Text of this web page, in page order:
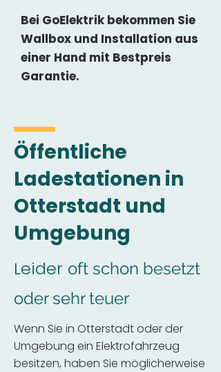
Bei GoElektrik bekommen Sie
Wallbox und Installation aus
einer Hand mit Bestpreis
Garantie.
Öffentliche
Ladestationen in
Otterstadt und
Umgebung
Leider oft schon besetzt
oder sehr teuer
Wenn Sie in Otterstadt oder der
Umgebung ein Elektrofahrzeug
besitzen, haben Sie möglicherweise